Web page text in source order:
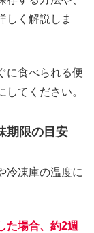
しく解説しま
に食べられる便
てください。
期限の目安
冷凍庫の温度に
た場合、約2週